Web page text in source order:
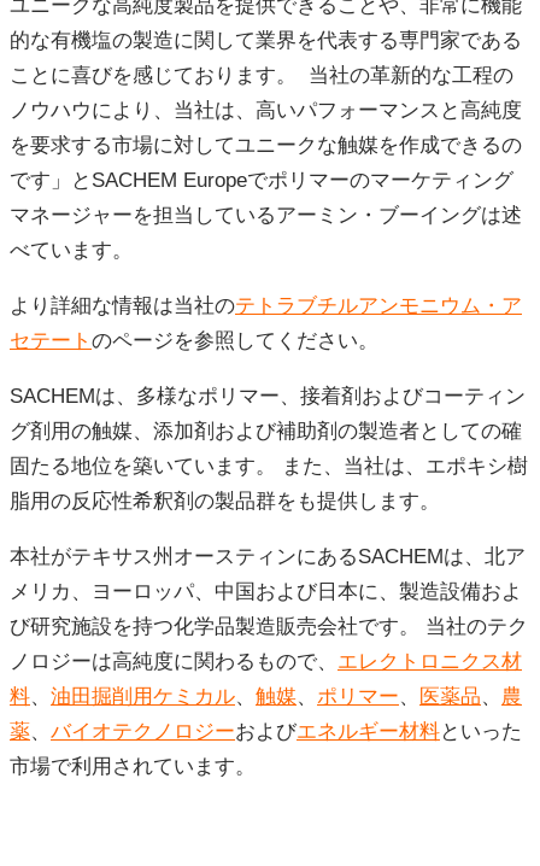
ユニークな高純度製品を提供できることや、非常に機能
的な有機塩の製造に関して業界を代表する専門家である
ことに喜びを感じております。 当社の革新的な工程の
ノウハウにより、当社は、高いパフォーマンスと高純度
を要求する市場に対してユニークな触媒を作成できるの
です」とSACHEM Europeでポリマーのマーケティング
マネージャーを担当しているアーミン・ブーイングは述
べています。
より詳細な情報は当社のテトラブチルアンモニウム・ア
セテート のページを参照してください。
SACHEMは、多様なポリマー、接着剤およびコーティン
グ剤用の触媒、添加剤および補助剤の製造者としての確
固たる地位を築いています。 また、当社は、エポキシ樹
脂用の反応性希釈剤の製品群をも提供します。
本社がテキサス州オースティンにあるSACHEMは、北ア
メリカ、ヨーロッパ、中国および日本に、製造設備およ
び研究施設を持つ化学品製造販売会社です。 当社のテク
ノロジーは高純度に関わるもので、 エレクトロニクス材
料、 油田掘削用ケミカル、 触媒、 ポリマー、 医薬品、 農
薬、 バイオテクノロジーおよびエネルギー材料といった
市場で利用されています。